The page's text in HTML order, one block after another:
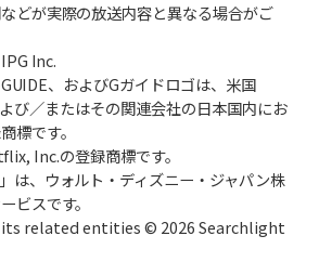
どが実際の放送内容と異なる場合がご
Inc.
、およびGガイドロゴは、米国
び／またはその関連会社の日本国内にお
標です。
Inc.の登録商標です。
は、ウォルト・ディズニー・ジャパン株
ビスです。
its related entities © 2026 Searchlight